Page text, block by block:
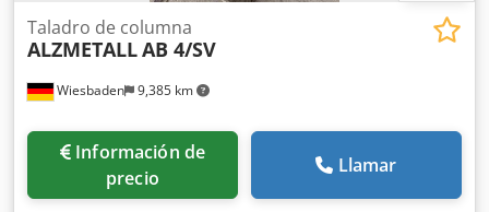
Wiesbaden 9,385 km
Taladro de columna
ALZMETALLAB 4/SV
Información de
precio
Llamar